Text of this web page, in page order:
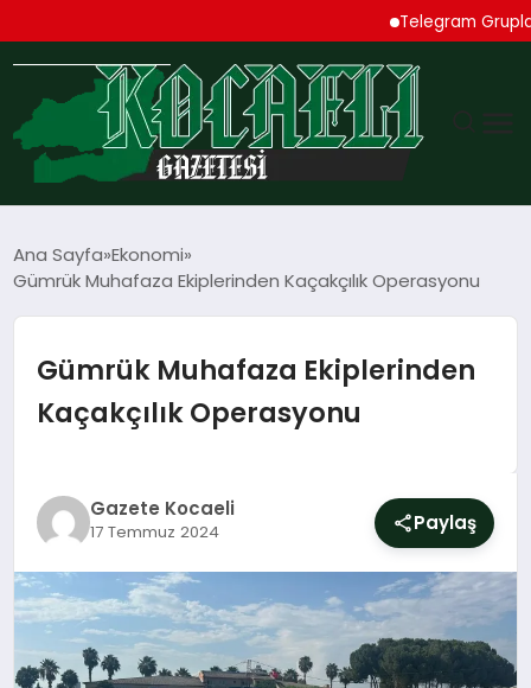
Telegram Grupları
EKONOMI
SPOR
SIYASET
YAŞAM
DÜNYA
Ana Sayfa Ekonomi
Gümrük Muhafaza Ekiplerinden Kaçakçılık Operasyonu
Gümrük Muhafaza Ekiplerinden
Kaçakçılık Operasyonu
Gazete Kocaeli
17 Temmuz 2024 Paylaş